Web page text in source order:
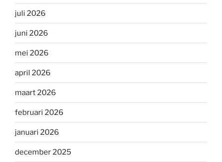
juli 2026
juni 2026
mei 2026
april 2026
maart 2026
februari 2026
januari 2026
december 2025